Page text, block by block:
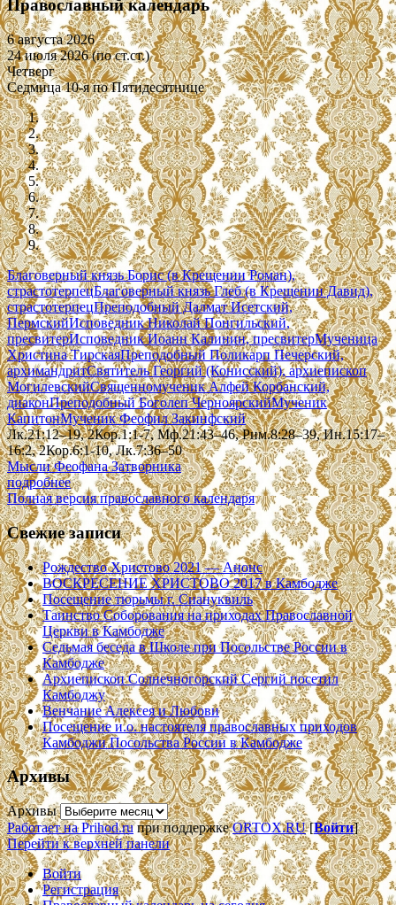
Православный календарь
6 августа 2026
24 июля 2026 (по ст.ст.)
Четверг
Седмица 10-я по Пятидесятнице
Благоверный князь Борис (в Крещении Роман),
страстотерпецБлаговерный князь Глеб (в Крещении Давид),
страстотерпецПреподобный Далмат Исетский,
ПермскийИсповедник Николай Понгильский,
пресвитерИсповедник Иоанн Калинин, пресвитерМученица
Христина ТирскаяПреподобный Поликарп Печерский,
архимандритСвятитель Георгий (Конисский), архиепископ
МогилевскийСвященномученик Алфей Корбанский,
диаконПреподобный Боголеп ЧерноярскийМученик
КапитонМученик Феофил Закинфский
Лк.21:12–19, 2Кор.1:1-7, Мф.21:43–46, Рим.8:28–39, Ин.15:17–
16:2, 2Кор.6:1-10, Лк.7:36–50
Мысли Феофана Затворника
подробнее
Полная версия православного календаря
Свежие записи
Рождество Христово 2021 — Анонс
ВОСКРЕСЕНИЕ ХРИСТОВО 2017 в Камбодже
Посещение тюрьмы г. Сиануквиль
Таинство Соборования на приходах Православной
Церкви в Камбодже
Седьмая беседа в Школе при Посольстве России в
Камбодже
Архиепископ Солнечногорский Сергий посетил
Камбоджу
Венчание Алексея и Любови
Посещение и.о. настоятеля православных приходов
Камбоджи Посольства России в Камбодже
Архивы
Архивы
Работает на Prihod.ruпри поддержкеORTOX.RU[Войти]
Перейти к верхней панели
Войти
Регистрация